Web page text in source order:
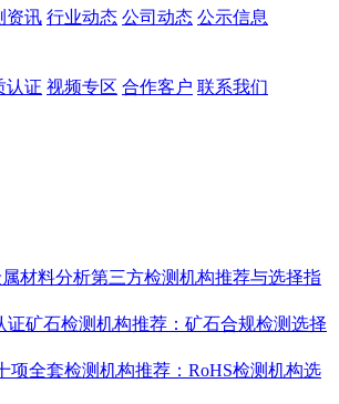
资讯 行业动态 公司动态 公示信息
认证 视频专区 合作客户 联系我们
属材料分析第三方检测机构推荐与选择指
证矿石检测机构推荐：矿石合规检测选择
项全套检测机构推荐：RoHS检测机构选